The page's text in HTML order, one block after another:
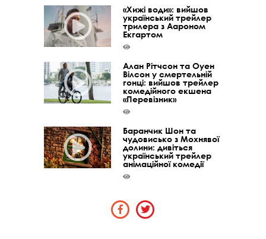
«Хижі води»: вийшов
український трейлер
трилера з Аароном
Екгартом
Алан Рітчсон та Оуен
Вілсон у смертельній
гонці: вийшов трейлер
комедійного екшена
«Перевізник»
Баранчик Шон та
чудовисько з Мохнявої
долини: дивіться
український трейлер
анімаційної комедії